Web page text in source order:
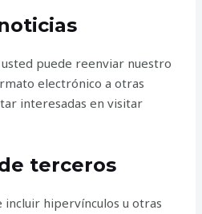
puede reenviar nuestro
electrónico a otras
interesadas en visitar
terceros
hipervínculos u otras